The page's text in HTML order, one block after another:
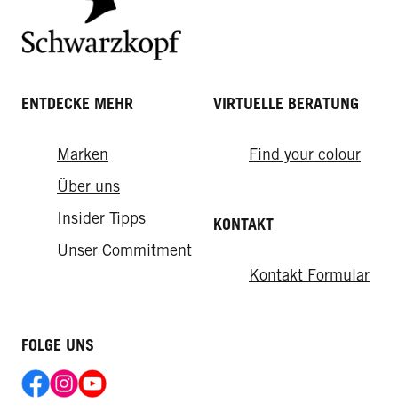
ENTDECKE MEHR
Marken
Über uns
Insider Tipps
Unser Commitment
VIRTUELLE BERATUNG
Find your colour
KONTAKT
Kontakt Formular
FOLGE UNS